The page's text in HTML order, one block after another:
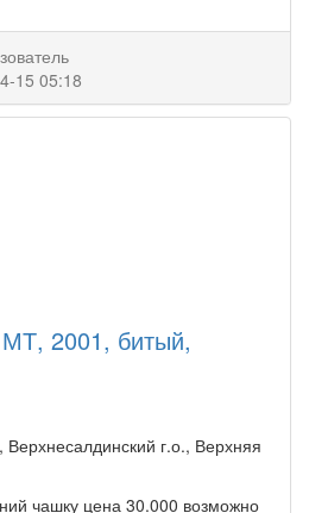
15 05:18
2001, битый,
Верхнесалдинский г.о., Верхняя
чашку цена 30.000 возможно